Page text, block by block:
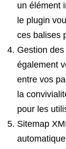
un élément
le plugin
ces balises
Gestion
également
entre vos
la
pour les
Sitemap